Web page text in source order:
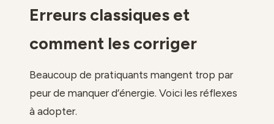
Erreurs classiques et
comment les corriger
Beaucoup de pratiquants mangent trop par
peur de manquer d’énergie. Voici les réflexes
à adopter.